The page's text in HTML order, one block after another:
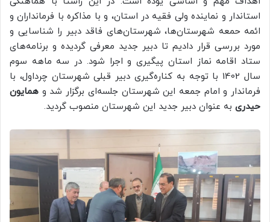
استاندار و نماینده ولی فقیه در استان، و با مذاکره با فرمانداران و
ائمه حمعه شهرستان‌ها، شهرستان‌های فاقد دبیر را شناسایی و
مورد بررسی قرار دادیم تا دبیر جدید معرفی گردیده و برنامه‌های
ستاد اقامه نماز استان پیگیری و اجرا شود. در سه ماهه سوم
سال 1402 با توجه به کناره‌گیری دبیر قبلی شهرستان چرداول، با
فرماندار و امام جمعه این شهرستان جلسه‌ای برگزار شد و همایون
حیدری به عنوان دبیر جدید این شهرستان منصوب گردید.